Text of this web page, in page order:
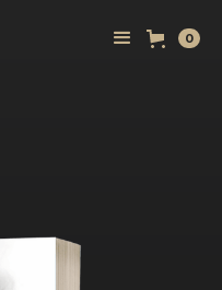
0